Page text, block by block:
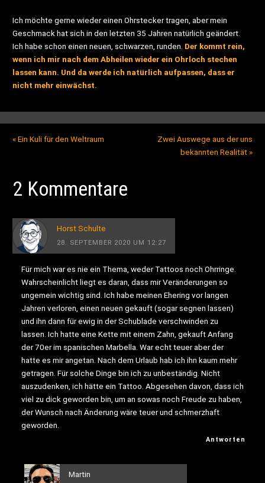
Ich möchte gerne wieder einen Ohrstecker tragen, aber mein
Geschmack hat sich in den letzten 35 Jahren natürlich geändert.
Ich habe schon einen neuen, schwarzen, runden. Der kommt rein,
wenn ich mir nach dem Abheilen wieder ein Ohrloch stechen
lassen kann. Und da werde ich natürlich aufpassen, dass er
nicht mehr einwächst.
«Ein Kuli für den Weltraum
Zwei Auswege aus der uns
bekannten Realität »
2 Kommentare
Horst Schulte
28. SEPTEMBER 2020 UM 12:27
Für mich war es nie ein Thema, weder Tattoos noch Ohrringe.
Wahrscheinlicht liegt es daran, dass mir Veränderungen so
ungemein wichtig sind. Ich habe meinen Ehering vor langen
Jahren verloren, einen neuen gekauft (sogar segnen lassen)
und ihn dann für ewig in der Schublade verschwinden zu
lassen. Ich hatte eine Kette mit einem Zahn, gekauft Anfang
der 70er im spanischen Marbella. War echt teuer aber der
hatte es mir angetan. Nach dem Urlaub hab ich ihn kaum mehr
getragen. Für solche Dinge bin ich zu unbeständig. Nicht
auszudenken, ich hätte ein Tattoo. Abgesehen davon, dass ich
viel zu dick geworden bin, um an sowas noch Freude zu haben,
der Wunsch nach Änderung wäre teuer und schmerzhaft
geworden.
Antworten
Martin